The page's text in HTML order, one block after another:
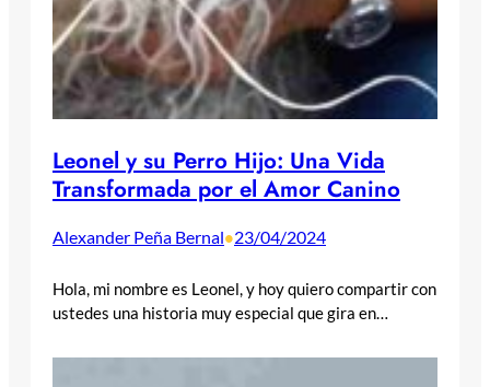
Leonel y su Perro Hijo: Una Vida
Transformada por el Amor Canino
Alexander Peña Bernal•23/04/2024
Hola, mi nombre es Leonel, y hoy quiero compartir con
ustedes una historia muy especial que gira en…